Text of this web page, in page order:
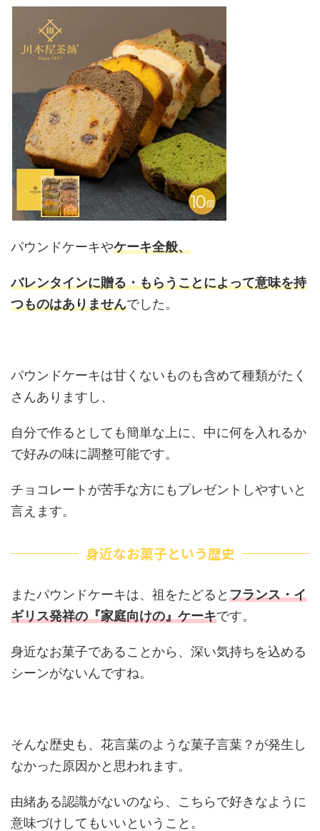
パウンドケーキやケーキ全般、
バレンタインに贈る・もらうことによって意味を持
つものはありませんでした。
パウンドケーキは甘くないものも含めて種類がたく
さんありますし、
自分で作るとしても簡単な上に、中に何を入れるか
で好みの味に調整可能です。
チョコレートが苦手な方にもプレゼントしやすいと
言えます。
身近なお菓子という歴史
またパウンドケーキは、祖をたどるとフランス・イ
ギリス発祥の『家庭向けの』ケーキです。
身近なお菓子であることから、深い気持ちを込める
シーンがないんですね。
そんな歴史も、花言葉のような菓子言葉？が発生し
なかった原因かと思われます。
由緒ある認識がないのなら、こちらで好きなように
意味づけしてもいいということ。